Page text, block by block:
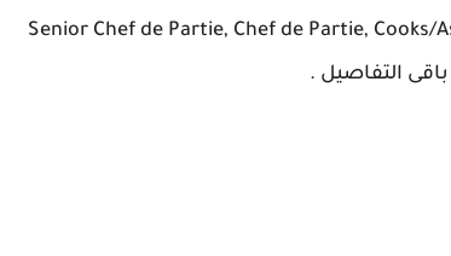
Senior Chef de Partie, Chef de Partie, Cooks/